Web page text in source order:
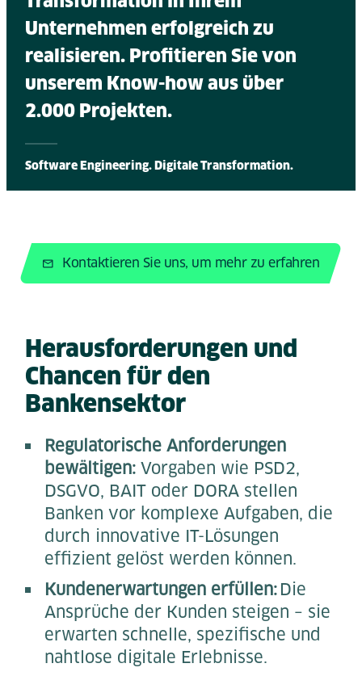
Unternehmen erfolgreich zu
realisieren. Profitieren Sie von
unserem Know-how aus über
2.000 Projekten.
Software Engineering. Digitale Transformation.
Kontaktieren Sie uns, um mehr zu erfahren
Herausforderungen und
Chancen für den
Bankensektor
Regulatorische Anforderungen
bewältigen:Vorgaben wie PSD2,
DSGVO, BAIT oder DORA stellen
Banken vor komplexe Aufgaben, die
durch innovative IT-Lösungen
effizient gelöst werden können.
Kundenerwartungen erfüllen:Die
Ansprüche der Kunden steigen – sie
erwarten schnelle, spezifische und
nahtlose digitale Erlebnisse.